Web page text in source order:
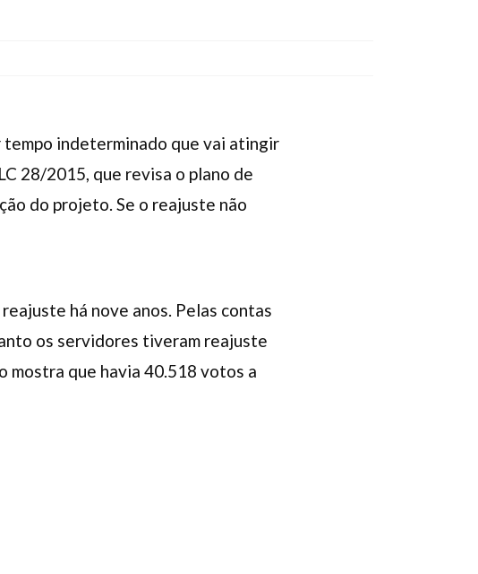
tempo indeterminado que vai atingir
28/2015, que revisa o plano de
do projeto. Se o reajuste não
há nove anos. Pelas contas
os servidores tiveram reajuste
mostra que havia 40.518 votos a